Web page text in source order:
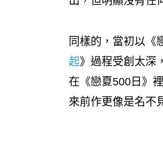
同樣的，當初以《
起》過程受創太深
在《戀夏500日》
來前作更像是名不